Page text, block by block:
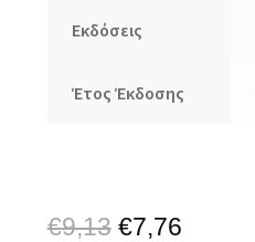
Εκδόσεις
Έτος Έκδοσης
€9,13 €7,76